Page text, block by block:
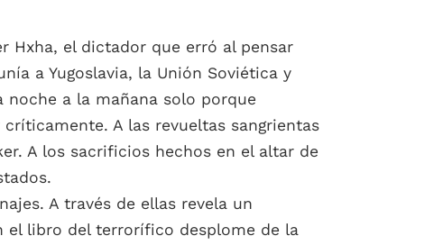
Hxha, el dictador que erró al pensar
a Yugoslavia, la Unión Soviética y
noche a la mañana solo porque
A las revueltas sangrientas
A los sacrificios hechos en el altar de
A través de ellas revela un
el libro del terrorífico desplome de la